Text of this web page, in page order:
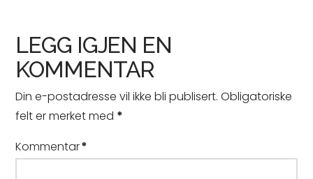
LEGG IGJEN EN
KOMMENTAR
Din e-postadresse vil ikke bli publisert. Obligatoriske
felt er merket med *
Kommentar*